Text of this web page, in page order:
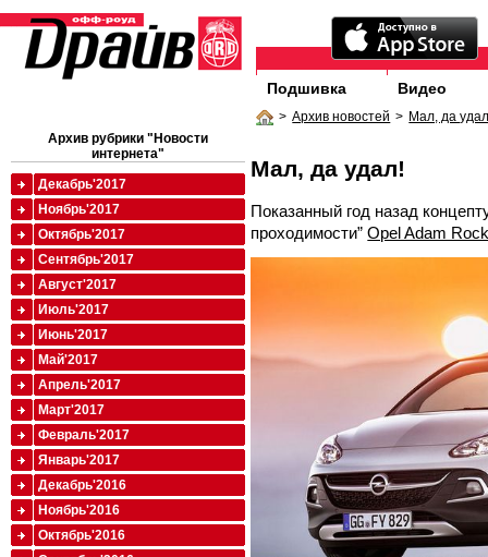
Подшивка Видео
> Архив новостей > Мал, да
Мал, да удал!
Показанный год назад
проходимости”Opel Adam
Архив рубрики "Новости
интернета"
Декабрь'2017
Ноябрь'2017
Октябрь'2017
Сентябрь'2017
Август'2017
Июль'2017
Июнь'2017
Май'2017
Апрель'2017
Март'2017
Февраль'2017
Январь'2017
Декабрь'2016
Ноябрь'2016
Октябрь'2016